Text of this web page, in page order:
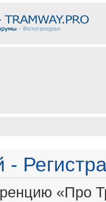
«Про